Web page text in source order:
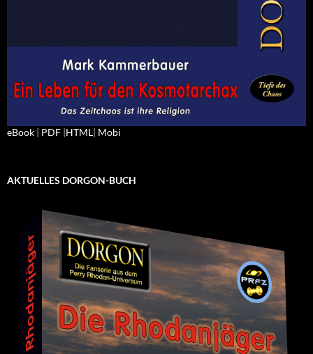
eBook | PDF |HTML| Mobi
AKTUELLES DORGON-BUCH